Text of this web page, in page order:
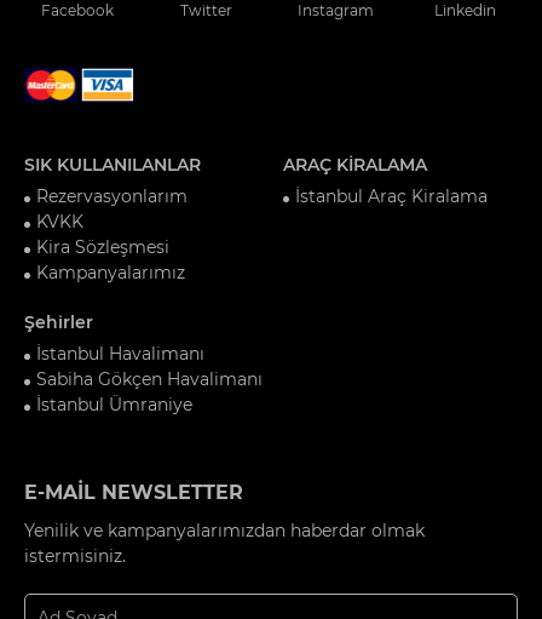
Facebook Twitter Instagram Linkedin
SIK KULLANILANLAR
Rezervasyonlarım
KVKK
Kira Sözleşmesi
Kampanyalarımız
ARAÇ KİRALAMA
İstanbul Araç Kiralama
Şehirler
İstanbul Havalimanı
Sabiha Gökçen Havalimanı
İstanbul Ümraniye
E-MAİL NEWSLETTER
Yenilik ve kampanyalarımızdan haberdar olmak
istermisiniz.